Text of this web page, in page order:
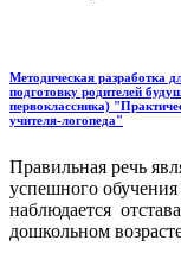
Методическая разработка
подготовку родителей
первоклассника)
учителя-логопеда"
Правильная речь
успешного
наблюдается
дошкольном